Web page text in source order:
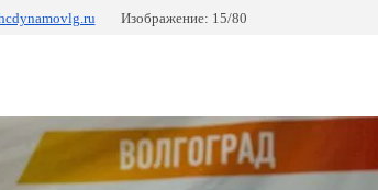
Изображение: 15/80